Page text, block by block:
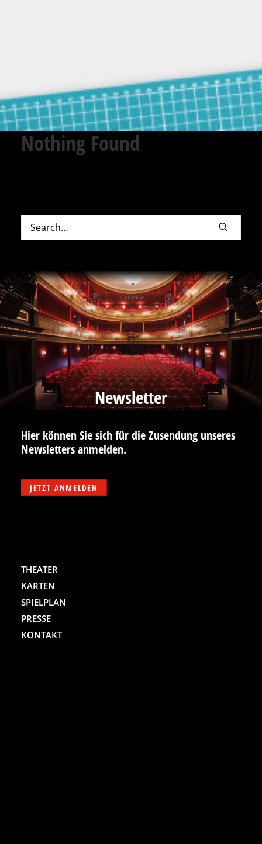
Nothing Found
Newsletter
Hier können Sie sich für die Zusendung unseres
Newsletters anmelden.
JETZT ANMELDEN
THEATER
KARTEN
SPIELPLAN
PRESSE
KONTAKT